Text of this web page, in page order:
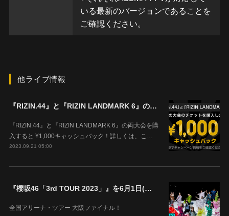
他ライブ情報
『RIZIN.44』と『RIZIN LANDMARK 6』の両大会を購入すると ¥1,000キャッシュバック！
『RIZIN.44』と『RIZIN LANDMARK 6』の両大会を購
入すると ¥1,000キャッシュバック！詳しくは、こ…
2023.09.21 05:00
『櫻坂46「3rd TOUR 2023」』を6月1日(木)18時よりABEMAで生配信決定！
全国アリーナ・ツアー 大阪ファイナル！